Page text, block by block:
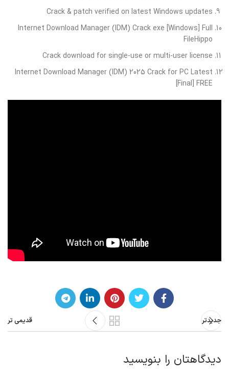
Crack & patch verified on latest Windows updates
Internet Download Manager (IDM) Crack exe [Windows] Full
FileHippo
Crack download for single-use or multi-user license
Internet Download Manager (IDM) 2025 Crack for PC Latest
[Final] FREE
جدیدتر قدیمی تر
دیدگاهتان را بنویسید